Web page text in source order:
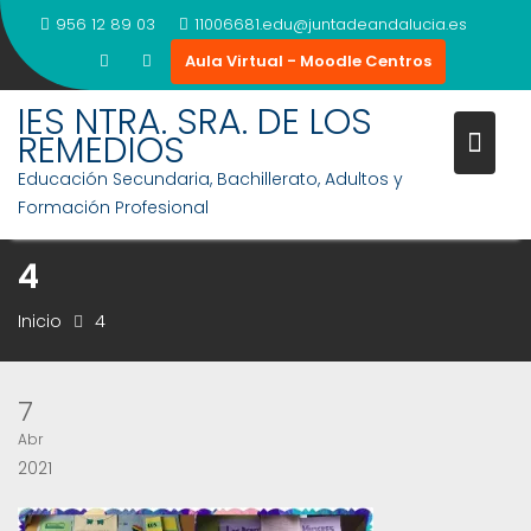
Saltar
al
contenido
956 12 89 03
11006681.edu@juntadeandalucia.es
Aula Virtual - Moodle Centros
IES NTRA. SRA. DE LOS
REMEDIOS
Educación Secundaria, Bachillerato, Adultos y
Formación Profesional
4
Inicio 4
7
Abr
2021